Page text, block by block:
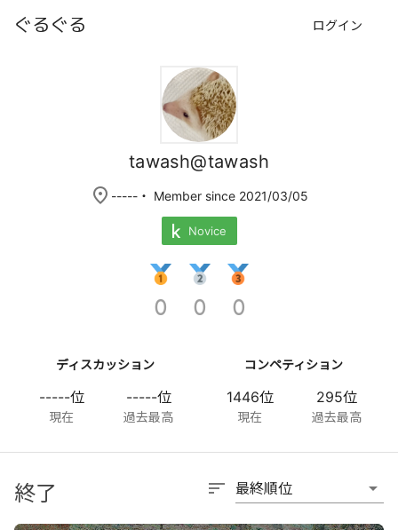
ぐるぐる ログイン
tawash@tawash
place ----- ・ Member since 2021/03/05
Novice
0 0 0
ディスカッション
-----位
現在
-----位
過去最高
コンペティション
1446位
現在
295位
過去最高
終了 sort 最終順位 arrow_drop_down